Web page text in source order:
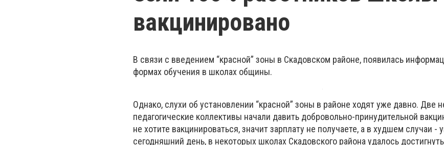
вакцинировано
В связи с введением “красной” зоны в Скадовском районе, появилась
формах обучения в школах общины.
Однако, слухи об установлении “красной” зоны в районе ходят уже давно. Две
педагогические коллективы начали давить добровольно-принудительной
не хотите вакцинироваться, значит зарплату не получаете, а в худшем случаи -
сегодняшний день, в некоторых школах Скадовского района удалось